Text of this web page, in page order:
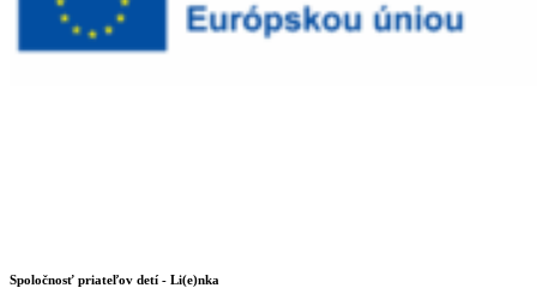
Spoločnosť priateľov detí - Li(e)nka